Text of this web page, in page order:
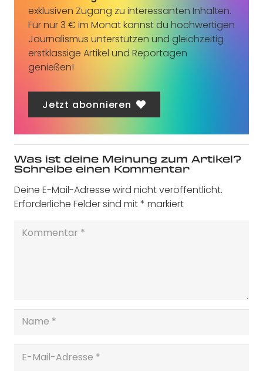
exklusiven Zugang zu interessanten Inhalten.
Für nur 3 € im Monat kannst du hochwertigen
Journalismus unterstützen und gleichzeitig
erstklassige Artikel und Reportagen
genießen!
Jetzt abonnieren
Was ist deine Meinung zum Artikel?
Schreibe einen Kommentar
Deine E-Mail-Adresse wird nicht veröffentlicht.
Erforderliche Felder sind mit* markiert